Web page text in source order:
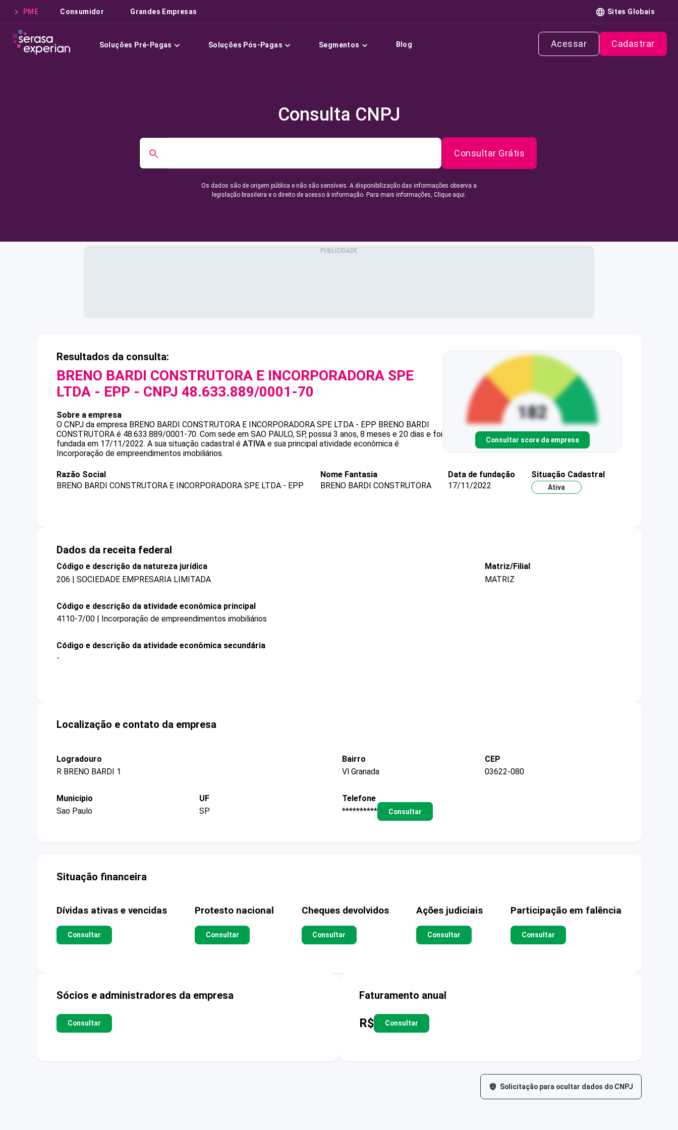
PME Consumidor Grandes Empresas Sites Globais
Soluções Pré-Pagas Soluções Pós-Pagas Segmentos Blog Acessar Cadastrar
Consulta CNPJ
Consultar Grátis
Os dados são de origem pública e não são sensíveis. A disponibilização das informações observa a
legislação brasileira e o direito de acesso à informação. Para mais informações, Clique aqui.
Resultados da consulta:
BRENO BARDI CONSTRUTORA E INCORPORADORA SPE
LTDA - EPP - CNPJ 48.633.889/0001-70
Sobre a empresa
O CNPJ da empresa BRENO BARDI CONSTRUTORA E INCORPORADORA SPE LTDA - EPP BRENO BARDI
CONSTRUTORA é 48.633.889/0001-70. Com sede em SAO PAULO, SP, possui 3 anos, 8 meses e 20 dias e foi
fundada em 17/11/2022. A sua situação cadastral é ATIVA e sua principal atividade econômica é
Incorporação de empreendimentos imobiliários.
Consultar score da empresa
Razão Social
BRENO BARDI CONSTRUTORA E INCORPORADORA SPE LTDA - EPP
Nome Fantasia
BRENO BARDI CONSTRUTORA
Data de fundação
17/11/2022
Situação Cadastral
Ativa
Dados da receita federal
Código e descrição da natureza jurídica
206 | SOCIEDADE EMPRESARIA LIMITADA
Matriz/Filial
MATRIZ
Código e descrição da atividade econômica principal
4110-7/00 | Incorporação de empreendimentos imobiliários
Código e descrição da atividade econômica secundária
-
Localização e contato da empresa
Logradouro
R BRENO BARDI 1
Bairro
Vl Granada
CEP
03622-080
Município
Sao Paulo
UF
SP
Telefone
**********
Consultar
Situação financeira
Dívidas ativas e vencidas
Consultar
Protesto nacional
Consultar
Cheques devolvidos
Consultar
Ações judiciais
Consultar
Participação em falência
Consultar
Sócios e administradores da empresa
Consultar
Faturamento anual
R$ Consultar
Solicitação para ocultar dados do CNPJ